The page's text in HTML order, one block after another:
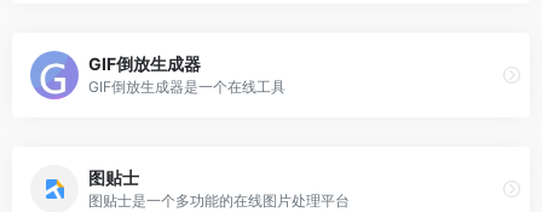
GIF倒放生成器
GIF倒放生成器是一个在线工具
图贴士
图贴士是一个多功能的在线图片处理平台